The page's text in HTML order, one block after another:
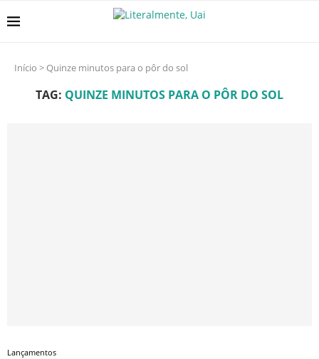
Início > Quinze minutos para o pôr do sol
TAG: QUINZE MINUTOS PARA O PÔR DO SOL
Lançamentos